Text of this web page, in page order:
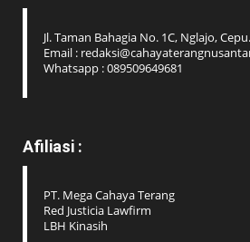
Jl. Taman Bahagia No. 1C, Nglajo,
Email :
Whatsapp : 089509649681
Afiliasi :
PT. Mega Cahaya Terang
Red Justicia Lawfirm
LBH Kinasih